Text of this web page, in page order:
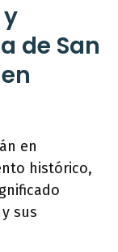
de San
en
histórico,
sus